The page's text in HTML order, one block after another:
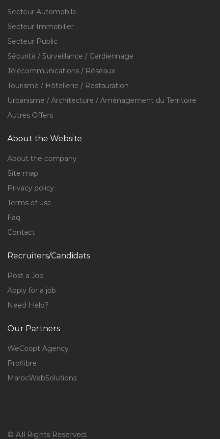
Secteur Automobile
Secteur Immobilier
Secteur Public
Sécurité / Surveillance / Gardiennage
Télécommunications / Réseaux
Tourisme / Hôtellerie / Restauration
Urbanisme / Architecture / Aménagement du Territoire
Autres Offers
About the Website
About the company
Site map
Privacy policy
Terms of use
Faq
Contact
Recruiters/Candidats
Post a Job
Apply for a job
Need Help?
Our Partners
WeCoopt Agency
Proflibre
MarocWebSolutions
© All Rights Reserved.